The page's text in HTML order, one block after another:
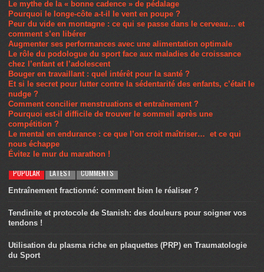
Le mythe de la « bonne cadence » de pédalage
Pourquoi le longe-côte a-t-il le vent en poupe ?
Peur du vide en montagne : ce qui se passe dans le cerveau… et
comment s’en libérer
Augmenter ses performances avec une alimentation optimale
Le rôle du podologue du sport face aux maladies de croissance
chez l’enfant et l’adolescent
Bouger en travaillant : quel intérêt pour la santé ?
Et si le secret pour lutter contre la sédentarité des enfants, c’était le
nudge ?
Comment concilier menstruations et entraînement ?
Pourquoi est-il difficile de trouver le sommeil après une
compétition ?
Le mental en endurance : ce que l’on croit maîtriser… et ce qui
nous échappe
Évitez le mur du marathon !
POPULAR LATEST COMMENTS
Entraînement fractionné: comment bien le réaliser ?
Tendinite et protocole de Stanish: des douleurs pour soigner vos
tendons !
Utilisation du plasma riche en plaquettes (PRP) en Traumatologie
du Sport